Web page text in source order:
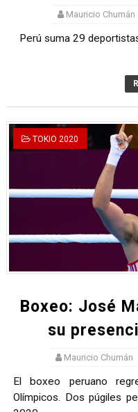
Mauricio Chumán
Perú suma 29
TOKIO 2020
Boxeo: José
su
Mauricio Chumán
El boxeo peruano
Olímpicos. Dos púgiles